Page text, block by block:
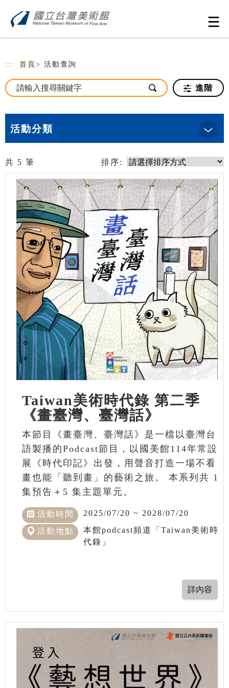
::: 首頁 > 活動查詢
進階
活動分類
共 5 筆 排序:
Taiwan美術時代錄 第二季
《畫臺灣、臺灣話》
本節目《畫臺灣、臺灣話》是一檔以臺灣台
語製播的Podcast節目，以國美館114年常設
展《時代印記》出發，用聲音打造一場不看
畫也能「聽到畫」的藝術之旅。 本系列共 1
集預告＋5 集主題單元。
活動時間 2025/07/20 ~ 2028/07/20
活動地點
本館podcast頻道「Taiwan美術時
代錄」